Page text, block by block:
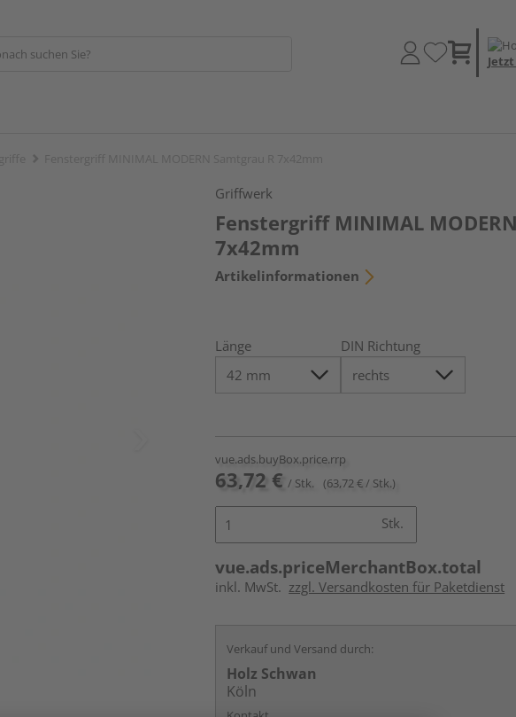
Griffwerk
Fenstergriff MINIMAL
7x42mm
Artikelinformationen
Länge DIN Richtung
vue.ads.buyBox.price.rrp
63,72 € / Stk. (63,72 € / Stk.)
Stk.
vue.ads.priceMerchantBox.total
inkl. MwSt. zzgl. Versandkosten für Paketdienst
Verkauf und Versand durch:
Holz Schwan
Köln